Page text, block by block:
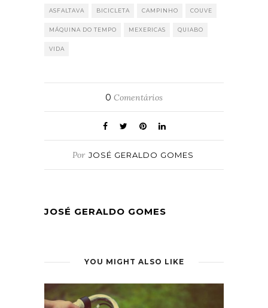
ASFALTAVA BICICLETA CAMPINHO COUVE
MÁQUINA DO TEMPO MEXERICAS QUIABO
VIDA
0 Comentários
Por JOSÉ GERALDO GOMES
JOSÉ GERALDO GOMES
YOU MIGHT ALSO LIKE